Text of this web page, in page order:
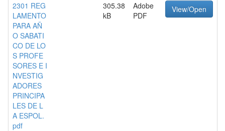
2301 REG
LAMENTO
PARA AÑ
O SABATI
CO DE LO
S PROFE
SORES E I
NVESTIG
ADORES
PRINCIPA
LES DE L
A ESPOL.
pdf
305.38
kB
Adobe
PDF
View/Open